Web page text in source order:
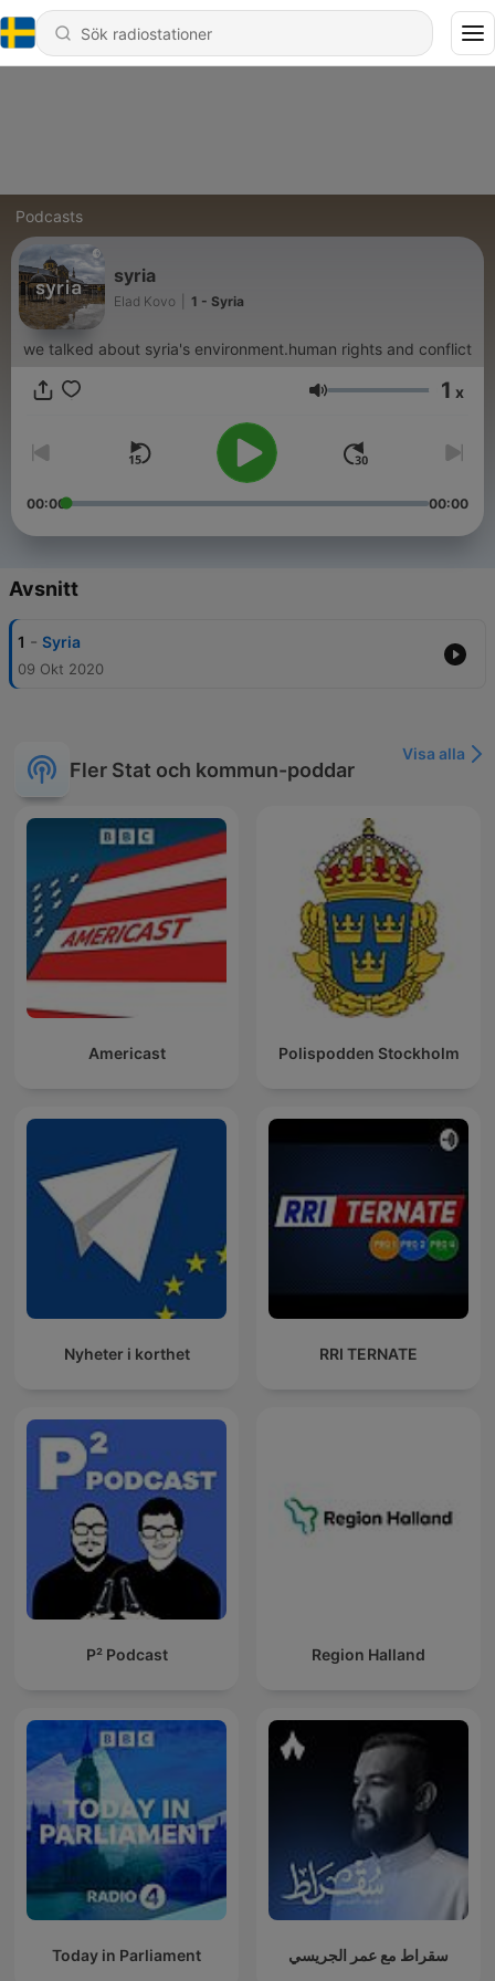
Podcasts
syria
Elad Kovo 1 - Syria
we talked about syria's environment.human rights and conflict
Volym 1 x
00:00 00:00
Avsnitt
1 - Syria
09 Okt 2020
Fler Stat och kommun-poddar
Visa alla
Americast Polispodden Stockholm
Nyheter i korthet RRI TERNATE
P² Podcast Region Halland
Today in Parliament سقراط مع عمر الجريسي